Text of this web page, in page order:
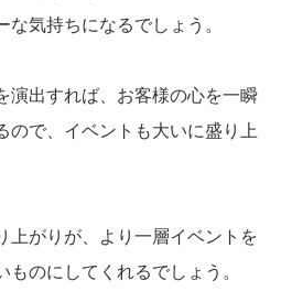
気持ちになるでしょう。
演出すれば、お客様の心を一瞬
ので、イベントも大いに盛り上
上がりが、より一層イベントを
のにしてくれるでしょう。